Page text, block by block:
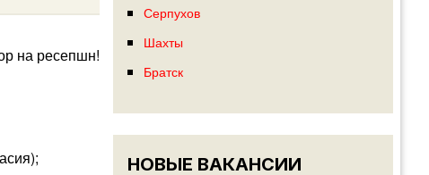
на ресепшн!
Серпухов
Шахты
Братск
НОВЫЕ ВАКАНСИИ